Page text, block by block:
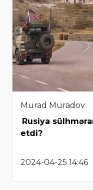
Murad Muradov
Rusiya
etdi?
2024-04-25 14:46